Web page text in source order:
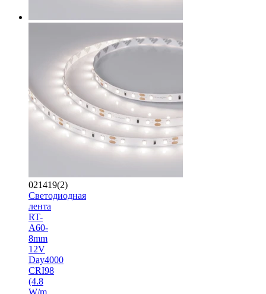
021419(2)
Светодиодная
лента
RT-
A60-
8mm
12V
Day4000
CRI98
(4.8
W/m,